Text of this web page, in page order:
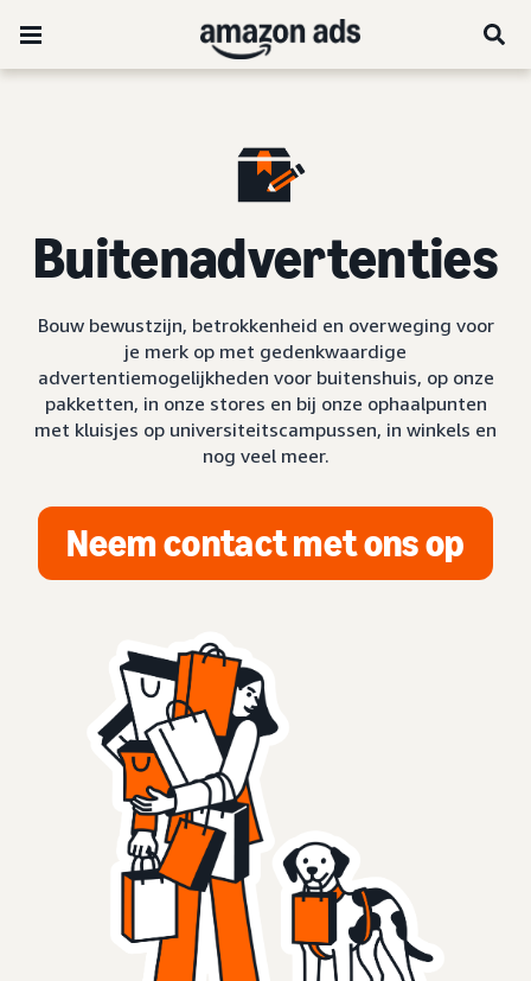
Buitenadvertenties
Bouw bewustzijn, betrokkenheid en overweging voor
je merk op met gedenkwaardige
advertentiemogelijkheden voor buitenshuis, op onze
pakketten, in onze stores en bij onze ophaalpunten
met kluisjes op universiteitscampussen, in winkels en
nog veel meer.
Neem contact met ons op